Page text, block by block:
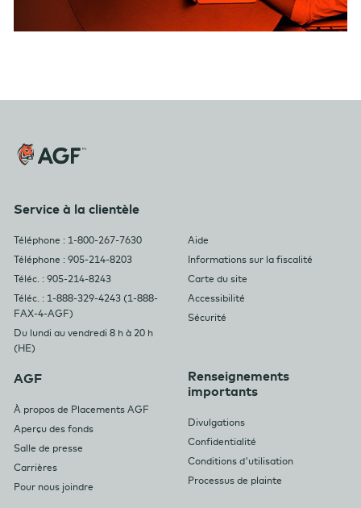
Service à la clientèle
Téléphone : 1-800-267-7630
Téléphone : 905-214-8203
Téléc. : 905-214-8243
Téléc. : 1-888-329-4243 (1-888-
FAX-4-AGF)
Du lundi au vendredi 8 h à 20 h
(HE)
Aide
Informations sur la fiscalité
Carte du site
Accessibilité
Sécurité
AGF
À propos de Placements AGF
Aperçu des fonds
Salle de presse
Carrières
Pour nous joindre
Renseignements
importants
Divulgations
Confidentialité
Conditions d'utilisation
Processus de plainte